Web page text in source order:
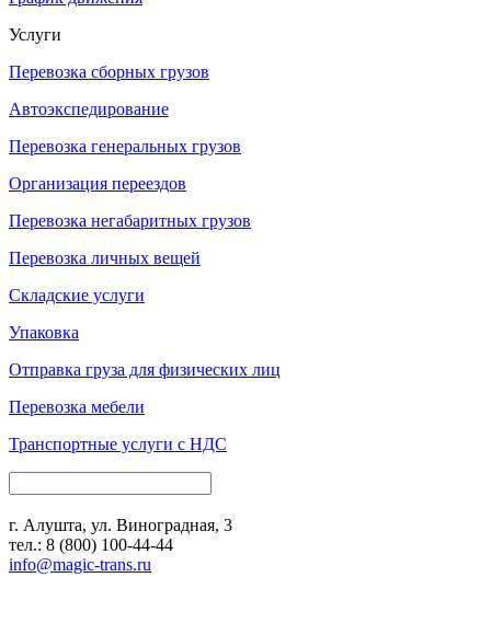
Услуги
Перевозка сборных грузов
Автоэкспедирование
Перевозка генеральных грузов
Организация переездов
Перевозка негабаритных грузов
Перевозка личных вещей
Складские услуги
Упаковка
Отправка груза для физических лиц
Перевозка мебели
Транспортные услуги с НДС
г. Алушта, ул. Виноградная, 3
тел.: 8 (800) 100-44-44
info@magic-trans.ru